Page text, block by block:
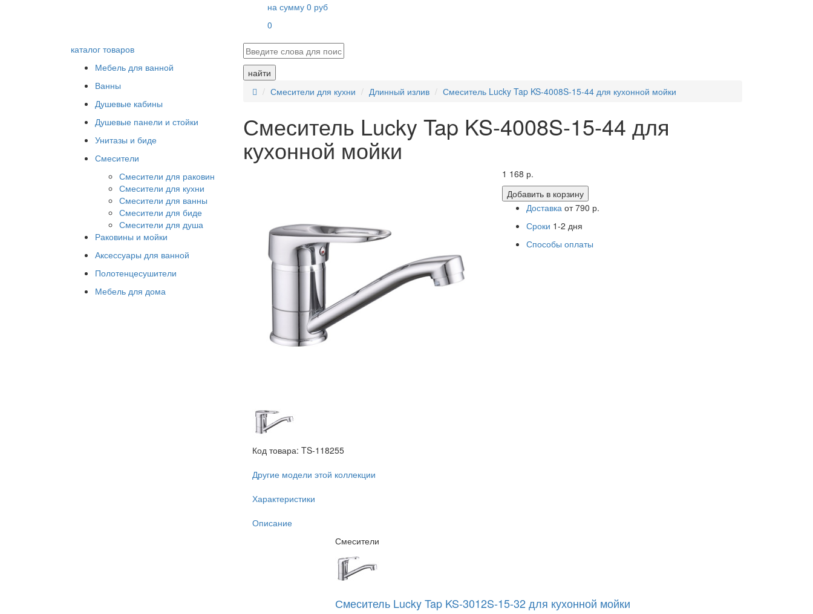
на сумму 0 руб
0
каталог товаров
Мебель для ванной
Ванны
Душевые кабины
Душевые панели и стойки
Унитазы и биде
Смесители
Смесители для раковин
Смесители для кухни
Смесители для ванны
Смесители для биде
Смесители для душа
Раковины и мойки
Аксессуары для ванной
Полотенцесушители
Мебель для дома
найти
Смесители для кухни
Длинный излив Смеситель Lucky Tap KS-4008S-15-44 для кухонной мойки
Смеситель Lucky Tap KS-4008S-15-44 для
кухонной мойки
Код товара: TS-118255
1 168 р.
Добавить вкорзину
Доставкаот 790 р.
Сроки 1-2 дня
Способы оплаты
Другие модели этой коллекции
Характеристики
Описание
Смесители
Смеситель Lucky Tap KS-3012S-15-32 для кухонной мойки